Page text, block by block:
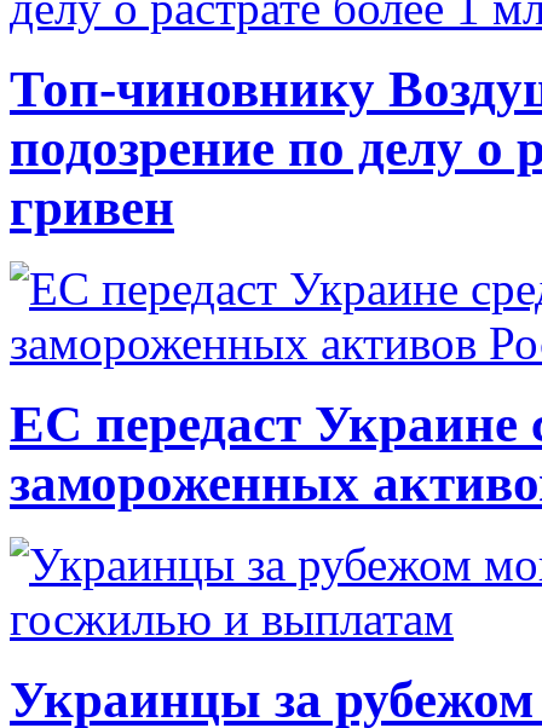
Топ-чиновнику
подозрение по делу о
гривен
ЕС передаст Украине
замороженных
Украинцы за рубежом